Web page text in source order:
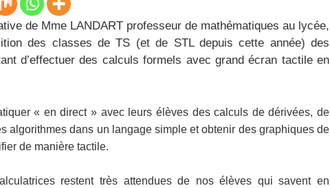
de Mme LANDART professeur de mathématiques au lycée,
des classes de TS (et de STL depuis cette année) des
d’effectuer des calculs formels avec grand écran tactile en
« en direct » avec leurs élèves des calculs de dérivées, de
algorithmes dans un langage simple et obtenir des graphiques de
de manière tactile.
restent très attendues de nos élèves qui savent en